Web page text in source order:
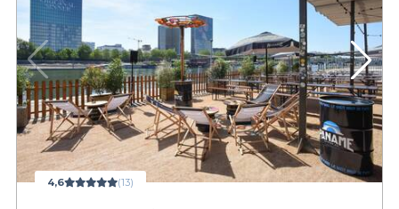
4,6 (13)